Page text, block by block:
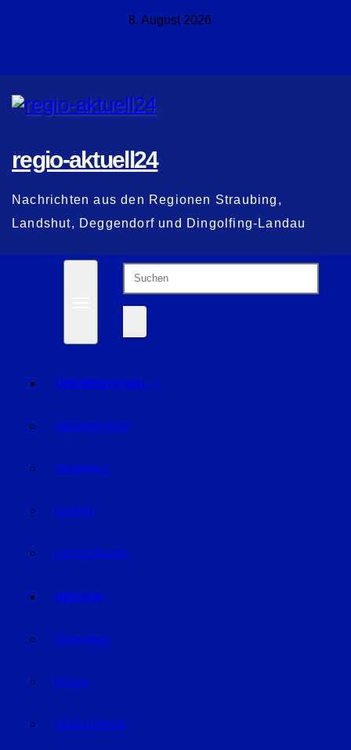
8. August 2026
regio-aktuell24
Nachrichten aus den Regionen Straubing,
Landshut, Deggendorf und Dingolfing-Landau
ÜBERREGIONAL
NIEDERBAYERN
OBERPFALZ
BAYERN
DEUTSCHLAND
REGION
STRAUBING
BOGEN
GEISELHÖRING